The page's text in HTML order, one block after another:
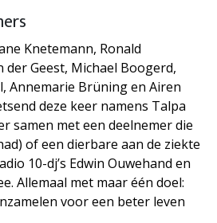
Knetemann, Ronald
der Geest, Michael Boogerd,
Annemarie Brüning en Airen
deze keer namens Talpa
samen met een deelnemer die
of een dierbare aan de ziekte
10-dj’s Edwin Ouwehand en
Allemaal met maar één doel:
voor een beter leven